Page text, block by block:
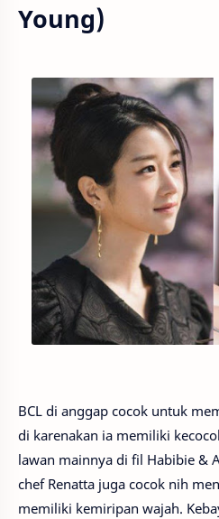
Young)
BCL di anggap cocok untuk
di karenakan ia memiliki
lawan mainnya di fil Habibie &
chef Renatta juga cocok nih
memiliki kemiripan wajah.